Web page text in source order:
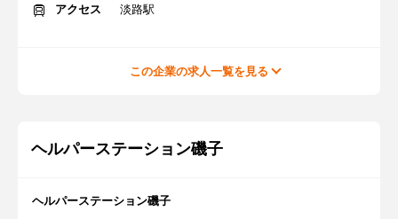
アクセス
淡路駅
この企業の求人一覧を見る
ヘルパーステーション磯子
ヘルパーステーション磯子